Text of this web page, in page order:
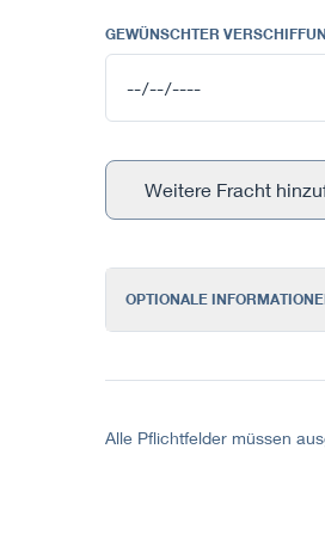
GEWÜNSCHTER
Weitere Fracht
OPTIONALE
Alle Pflichtfelder müssen